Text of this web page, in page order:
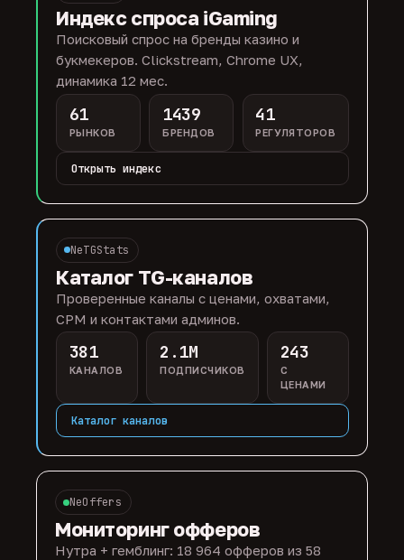
Индекс спроса iGaming
Поисковый спрос на бренды казино и
букмекеров. Clickstream, Chrome UX,
динамика 12 мес.
61
РЫНКОВ
1439
БРЕНДОВ
41
РЕГУЛЯТОРОВ
Открыть индекс
NeTGStats
Каталог TG-каналов
Проверенные каналы с ценами, охватами,
CPM и контактами админов.
381
КАНАЛОВ
2.1M
ПОДПИСЧИКОВ
243
С
ЦЕНАМИ
Каталог каналов
NeOffers
Мониторинг офферов
Нутра + гемблинг: 18 964 офферов из 58